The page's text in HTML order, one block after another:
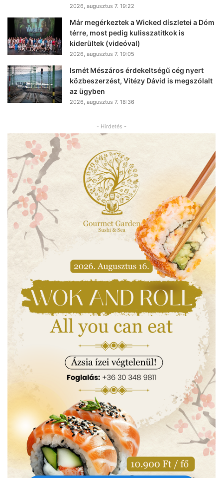
2026, augusztus 7. 19:22
Már megérkeztek a Wicked díszletei a Dóm
térre, most pedig kulisszatitkok is
kiderültek (videóval)
2026, augusztus 7. 19:05
Ismét Mészáros érdekeltségű cég nyert
közbeszerzést, Vitézy Dávid is megszólalt
az ügyben
2026, augusztus 7. 18:36
- Hirdetés -